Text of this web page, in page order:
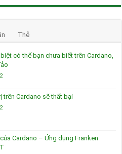
Thẻ
có thể bạn chưa biết trên Cardano,
2
trên Cardano sẽ thất bại
2
Cardano – Ứng dụng Franken